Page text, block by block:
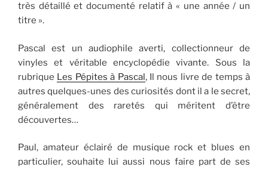
très détaillé et documenté relatif à « une année / un
titre ».
Pascal est un audiophile averti, collectionneur de
vinyles et véritable encyclopédie vivante. Sous la
rubrique Les Pépites à Pascal, Il nous livre de temps à
autres quelques-unes des curiosités dont il a le secret,
généralement des raretés qui méritent d’être
découvertes…
Paul, amateur éclairé de musique rock et blues en
particulier, souhaite lui aussi nous faire part de ses